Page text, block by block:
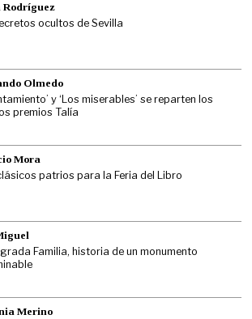
Rodríguez
ocultos de Sevilla
Olmedo
y ‘Los miserables’ se reparten los
premios Talía
Mora
patrios para la Feria del Libro
Familia, historia de un monumento
Merino